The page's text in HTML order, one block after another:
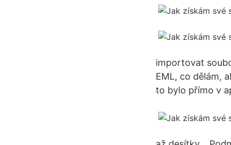
importovat
EML, co dělám,
to bylo přímo v